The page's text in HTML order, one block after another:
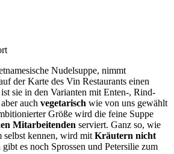
Nudelsuppe, nimmt
der Karte des Vin Restaurants einen
sie in den Varianten mit Enten-, Rind-
auch vegetarisch wie von uns gewählt
Größe wird die feine Suppe
Mitarbeitenden serviert. Ganz so, wie
selbst kennen, wird mit Kräutern nicht
es noch Sprossen und Petersilie zum